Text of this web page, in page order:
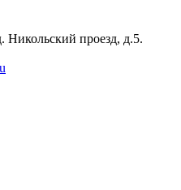
Никольский проезд, д.5.